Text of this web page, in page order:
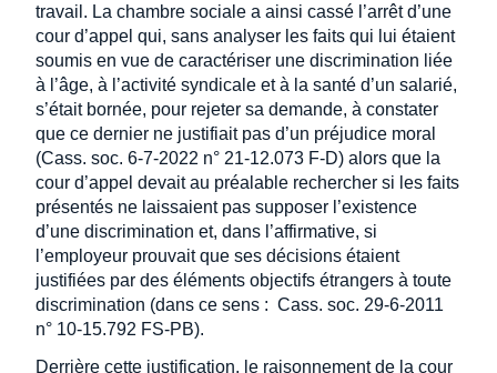
travail. La chambre sociale a ainsi cassé l’arrêt d’une
cour d’appel qui, sans analyser les faits qui lui étaient
soumis en vue de caractériser une discrimination liée
à l’âge, à l’activité syndicale et à la santé d’un salarié,
s’était bornée, pour rejeter sa demande, à constater
que ce dernier ne justifiait pas d’un préjudice moral
(Cass. soc. 6-7-2022 n° 21-12.073 F-D) alors que la
cour d’appel devait au préalable rechercher si les faits
présentés ne laissaient pas supposer l’existence
d’une discrimination et, dans l’affirmative, si
l’employeur prouvait que ses décisions étaient
justifiées par des éléments objectifs étrangers à toute
discrimination (dans ce sens : Cass. soc. 29-6-2011
n° 10-15.792 FS-PB).
Derrière cette justification, le raisonnement de la cour